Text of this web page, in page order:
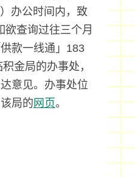
办公时间内，致
欲查询过往三个月
款一线通」183
金局的办事处，
意见。办事处位
局的 网页。